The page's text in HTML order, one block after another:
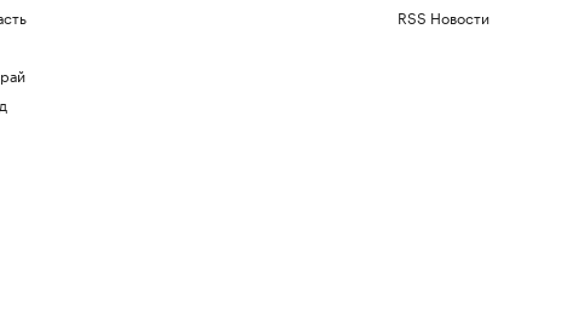
RSS Новости